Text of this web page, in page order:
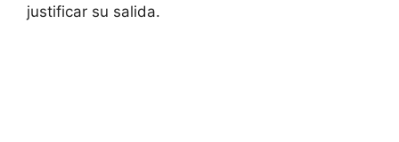
justificar su salida.